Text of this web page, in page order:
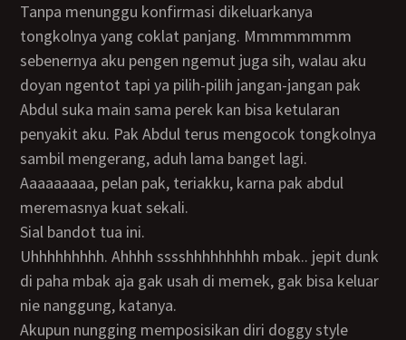
Tanpa menunggu konfirmasi dikeluarkanya
tongkolnya yang coklat panjang. Mmmmmmmm
sebenernya aku pengen ngemut juga sih, walau aku
doyan ngentot tapi ya pilih-pilih jangan-jangan pak
Abdul suka main sama perek kan bisa ketularan
penyakit aku. Pak Abdul terus mengocok tongkolnya
sambil mengerang, aduh lama banget lagi.
Aaaaaaaaa, pelan pak, teriakku, karna pak abdul
meremasnya kuat sekali.
Sial bandot tua ini.
Uhhhhhhhhh. Ahhhh sssshhhhhhhhh mbak.. jepit dunk
di paha mbak aja gak usah di memek, gak bisa keluar
nie nanggung, katanya.
Akupun nungging memposisikan diri doggy style